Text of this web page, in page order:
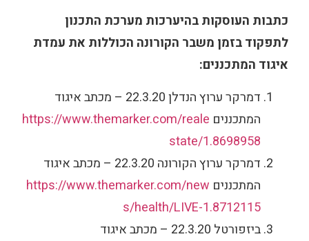
כתבות העוסקות בהיערכות מערכת התכנון
לתפקוד בזמן משבר הקורונה הכוללות את עמדת
איגוד המתכננים:
דמרקר ערוץ הנדלן 22.3.20 – מכתב איגוד
המתכננים https://www.themarker.com/reale
state/1.8698958
דמרקר ערוץ הקורונה 22.3.20 – מכתב איגוד
המתכננים https://www.themarker.com/new
s/health/LIVE-1.8712115
ביזפורטל 22.3.20 – מכתב איגוד